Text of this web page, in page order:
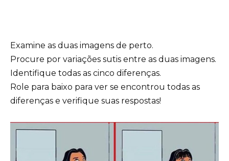
Examine as duas imagens de perto.
Procure por variações sutis entre as duas imagens.
Identifique todas as cinco diferenças.
Role para baixo para ver se encontrou todas as
diferenças e verifique suas respostas!